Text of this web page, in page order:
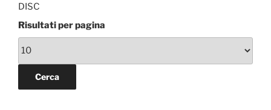
DISC
Risultati per pagina